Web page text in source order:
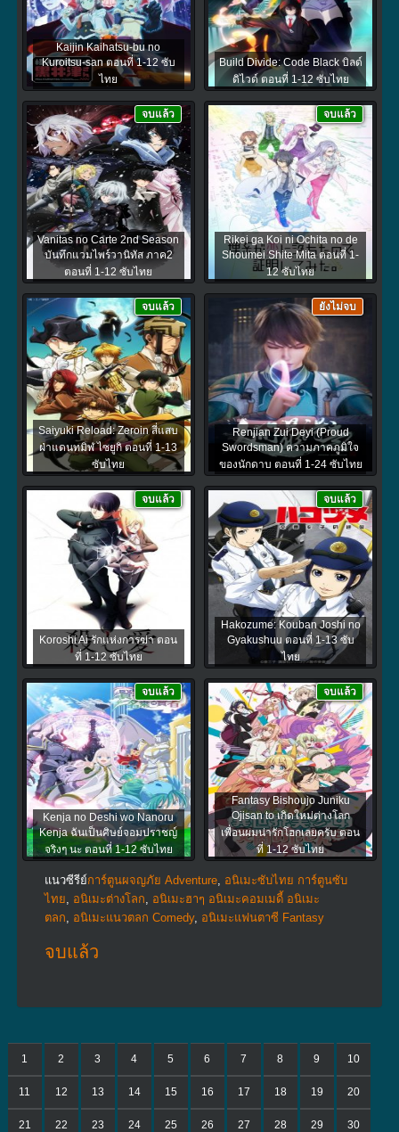
Kaijin Kaihatsu-bu no
Kuroitsu-san ตอนที่ 1-12 ซับ
ไทย
Build Divide: Code Black บิลด์
ดิไวด์ ตอนที่ 1-12 ซับไทย
Vanitas no Carte 2nd Season
บันทึกแวมไพร์วานิทัส ภาค2
ตอนที่ 1-12 ซับไทย
จบแล้ว
Rikei ga Koi ni Ochita no de
Shoumei Shite Mita ตอนที่ 1-
12 ซับไทย
จบแล้ว
Saiyuki Reload: Zeroin สี่แสบ
ฝ่าแดนทมิฬ ไซยูกิ ตอนที่ 1-13
ซับไทย
จบแล้ว
Renjian Zui Deyi (Proud
Swordsman) ความภาคภูมิใจ
ของนักดาบ ตอนที่ 1-24 ซับไทย
ยังไม่จบ
Koroshi Ai รักแห่งการฆ่า ตอน
ที่ 1-12 ซับไทย
จบแล้ว
Hakozume: Kouban Joshi no
Gyakushuu ตอนที่ 1-13 ซับ
ไทย
จบแล้ว
Kenja no Deshi wo Nanoru
Kenja ฉันเป็นศิษย์จอมปราชญ์
จริงๆ นะ ตอนที่ 1-12 ซับไทย
จบแล้ว
Fantasy Bishoujo Juniku
Ojisan to เกิดใหม่ต่างโลก
เพื่อนผมน่ารักโฮกเลยครับ ตอน
ที่ 1-12 ซับไทย
จบแล้ว
แนวซีรีย์การ์ตูนผจญภัย Adventure, อนิเมะซับไทย การ์ตูนซับ
ไทย, อนิเมะต่างโลก, อนิเมะฮาๆ อนิเมะคอมเมดี้ อนิเมะ
ตลก, อนิเมะแนวตลก Comedy, อนิเมะแฟนตาซี Fantasy
จบแล้ว
1 2 3 4 5 6 7 8 9 10
11 12 13 14 15 16 17 18 19 20
21 22 23 24 25 26 27 28 29 30